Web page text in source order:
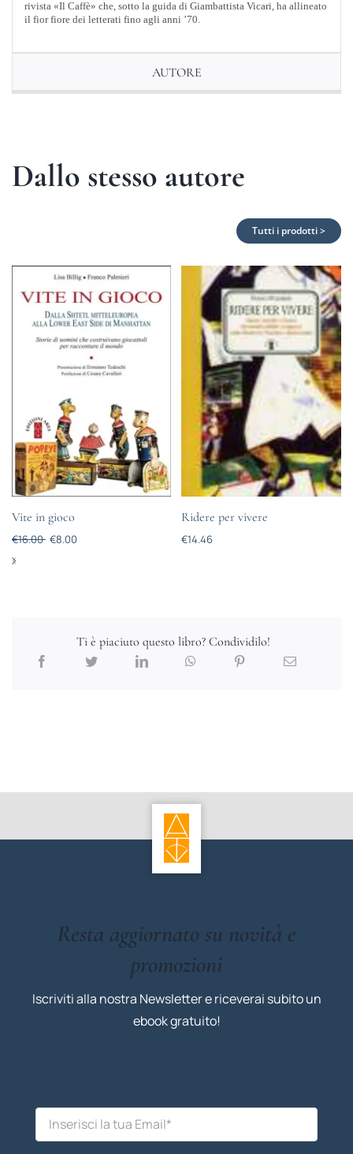
rivista «Il Caffè» che, sotto la guida di Giambattista Vicari, ha allineato
il fior fiore dei letterati fino agli anni ’70.
AUTORE
Dallo stesso autore
Tutti i prodotti >
Vite in gioco
€16.00 €8.00
Ridere per vivere
€14.46
Ti è piaciuto questo libro? Condividilo!
Resta aggiornato su novità e
promozioni
Iscriviti alla nostra Newsletter e riceverai subito un
ebook gratuito!